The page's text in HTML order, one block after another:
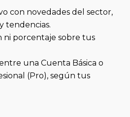
con novedades del sector,
tendencias.
ni porcentaje sobre tus
una Cuenta Básica o
(Pro), según tus